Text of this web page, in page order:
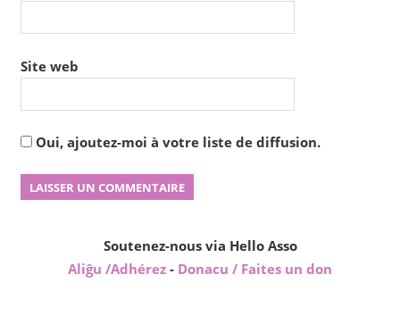
Site web
Oui, ajoutez-moi à votre liste de diffusion.
Soutenez-nous via Hello Asso
Aliĝu /Adhérez - Donacu / Faites un don